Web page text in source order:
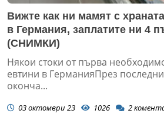
Вижте как ни мамят с
в Германия, заплатите ни 4
(СНИМКИ)
Някои стоки от първа
евтини в ГерманияПрез
оконча...
03 октомври 23 1026 2